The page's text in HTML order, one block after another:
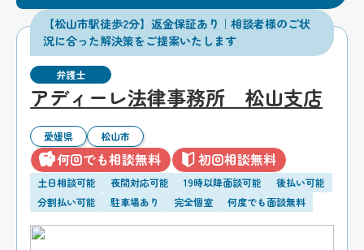
【松山市駅徒歩2分】返金保証あり｜相談者様のご状
況に合った解決策をご提案いたします
弁護士
アディーレ法律事務所 松山支店
愛媛県 松山市
何回でも相談無料 初回相談無料
土日相談可能 夜間対応可能 19時以降面談可能
後払い可能
分割払い可能
駐車場あり 完全個室 何度でも面談無料